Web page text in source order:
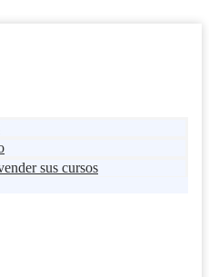
sus cursos